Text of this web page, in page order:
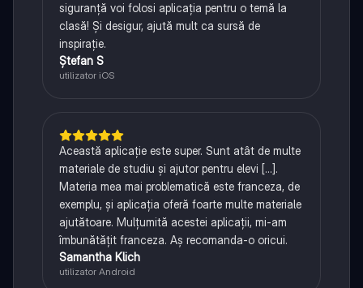
siguranță voi folosi aplicația pentru o temă la
clasă! Și desigur, ajută mult ca sursă de
inspirație.
Ștefan S
utilizator iOS
Această aplicație este super. Sunt atât de multe
materiale de studiu și ajutor pentru elevi [...].
Materia mea mai problematică este franceza, de
exemplu, și aplicația oferă foarte multe materiale
ajutătoare. Mulțumită acestei aplicații, mi-am
îmbunătățit franceza. Aș recomanda-o oricui.
Samantha Klich
utilizator Android